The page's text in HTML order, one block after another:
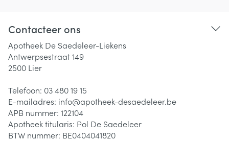
Contacteer ons
Apotheek De Saedeleer-Liekens
Antwerpsestraat 149
2500 Lier
Telefoon: 03 480 19 15
E-mailadres: info@apotheek-desaedeleer.be
APB nummer: 122104
Apotheek titularis: Pol De Saedeleer
BTW nummer: BE0404041820